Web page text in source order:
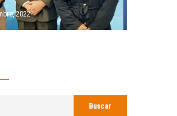
2 noviembre, 2022